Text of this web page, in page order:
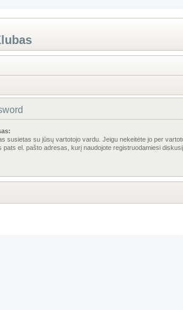
susietas su jūsų vartotojo vardu. Jeigu nekeitėte jo per
pats el. pašto adresas, kurį naudojote registruodamiesi